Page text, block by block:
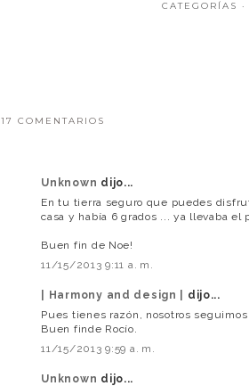
CATEGORÍAS ·
17 COMENTARIOS
Unknown dijo...
En tu tierra seguro que puedes
casa y había 6 grados ... ya llevaba el
Buen fin de Noe!
11/15/2013 9:11 a. m.
| Harmony and design | dijo...
Pues tienes razón, nosotros seguimos
Buen finde Rocío.
11/15/2013 9:59 a. m.
Unknown dijo...